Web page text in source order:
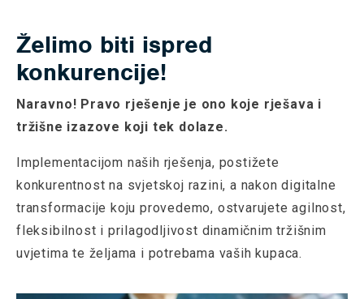
Želimo biti ispred
konkurencije!
Naravno! Pravo rješenje je ono koje rješava i
tržišne izazove koji tek dolaze.
Implementacijom naših rješenja, postižete
konkurentnost na svjetskoj razini, a nakon digitalne
transformacije koju provedemo, ostvarujete agilnost,
fleksibilnost i prilagodljivost dinamičnim tržišnim
uvjetima te željama i potrebama vaših kupaca.